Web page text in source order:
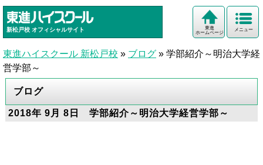
新松戸校 オフィシャルサイト メニュー
東進
ホームページ
東進ハイスクール 新松戸校 » ブログ » 学部紹介～明治大学経
営学部～
ブログ
2018年 9月 8日 学部紹介～明治大学経営学部～